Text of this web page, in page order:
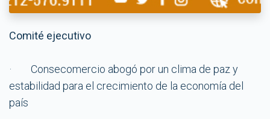
Comité ejecutivo
· Consecomercio abogó por un clima de paz y
estabilidad para el crecimiento de la economía del
país